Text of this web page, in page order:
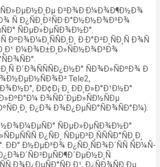
Ð²Ð¾Ð·Ð¼Ð¾Ð¶Ð½Ð¾
Ñ Ð¿ÑÐ¸Ð²ÑÐ·Ð°Ð½Ð½Ð¾Ð³Ð¾
ÑÐµÐ»ÐµÑÐ¾Ð½Ð°.
ÐºÐ¾Ð¼Ð¸ÑÑÐ¸Ð¸ Ð·Ð°Ð²Ð¸ÑÐ¸Ñ Ð¾Ñ
Ð¼Ð¾Ð±Ð¸Ð»ÑÐ½Ð¾Ð³Ð¾
Ð´Ð¾ÑÑÑÐ¿Ð½Ð° ÑÐ¾Ð»ÑÐºÐ¾ Ð
Tele2,
ÐÐ¢Ð¡ Ð¸ ÐÐ¸Ð»Ð°Ð¹Ð½Ð°
Ð¾ÑÐ´ÐµÐ»ÑÐ½ÑÐµ
Ð¿Ð¾ Ð¾Ð¿ÐµÑÐ°ÑÐ¾ÑÐ°Ð¼).
ÑÐµÐ»ÐµÑÐ¾Ð½Ð°
Ð¿ÑÐ¸ ÑÐµÐ³Ð¸ÑÑÑÐ°ÑÐ¸Ð¸
ÐÐ° Ð½ÐµÐ³Ð¾ Ð¿ÑÐ¸ÑÐ¾Ð´ÑÑ ÑÐ¼Ñ-
Ð¾Ð¿ÐµÑÐ°ÑÐ¸Ð¹, Ð¿ÑÐ¾ÑÐ¸Ðµ